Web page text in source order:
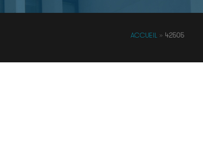
ACCUEIL» 42505